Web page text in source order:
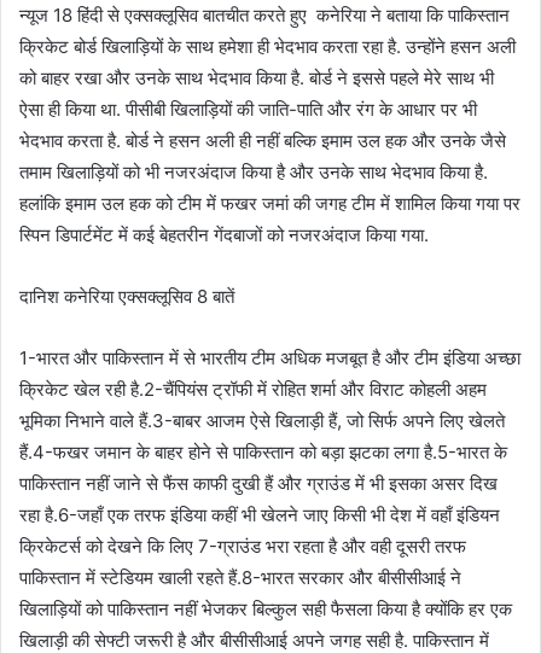
न्यूज 18 हिंदी से एक्सक्लूसिव बातचीत करते हुए कनेरिया ने बताया कि पाकिस्तान
क्रिकेट बोर्ड खिलाड़ियों के साथ हमेशा ही भेदभाव करता रहा है. उन्होंने हसन अली
को बाहर रखा और उनके साथ भेदभाव किया है. बोर्ड ने इससे पहले मेरे साथ भी
ऐसा ही किया था. पीसीबी खिलाड़ियों की जाति-पाति और रंग के आधार पर भी
भेदभाव करता है. बोर्ड ने हसन अली ही नहीं बल्कि इमाम उल हक और उनके जैसे
तमाम खिलाड़ियों को भी नजरअंदाज किया है और उनके साथ भेदभाव किया है.
हलांकि इमाम उल हक को टीम में फखर जमां की जगह टीम में शामिल किया गया पर
स्पिन डिपार्टमेंट में कई बेहतरीन गेंदबाजों को नजरअंदाज किया गया.
दानिश कनेरिया एक्सक्लूसिव 8 बातें
1-भारत और पाकिस्तान में से भारतीय टीम अधिक मजबूत है और टीम इंडिया अच्छा
क्रिकेट खेल रही है.2-चैंपियंस ट्रॉफी में रोहित शर्मा और विराट कोहली अहम
भूमिका निभाने वाले हैं.3-बाबर आजम ऐसे खिलाड़ी हैं, जो सिर्फ अपने लिए खेलते
हैं.4-फखर जमान के बाहर होने से पाकिस्तान को बड़ा झटका लगा है.5-भारत के
पाकिस्तान नहीं जाने से फैंस काफी दुखी हैं और ग्राउंड में भी इसका असर दिख
रहा है.6-जहाँ एक तरफ इंडिया कहीं भी खेलने जाए किसी भी देश में वहाँ इंडियन
क्रिकेटर्स को देखने कि लिए 7-ग्राउंड भरा रहता है और वही दूसरी तरफ
पाकिस्तान में स्टेडियम खाली रहते हैं.8-भारत सरकार और बीसीसीआई ने
खिलाड़ियों को पाकिस्तान नहीं भेजकर बिल्कुल सही फैसला किया है क्योंकि हर एक
खिलाड़ी की सेफ्टी जरूरी है और बीसीसीआई अपने जगह सही है. पाकिस्तान में